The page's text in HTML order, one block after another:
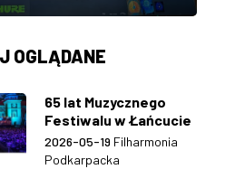
OGLĄDANE
65 lat Muzycznego
Festiwalu w Łańcucie
2026-05-19 Filharmonia
Podkarpacka